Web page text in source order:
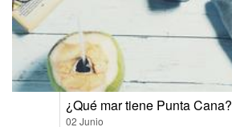
¿Qué mar tiene Punta Cana?
02 Junio